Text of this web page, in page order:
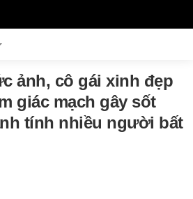
ảnh, cô gái xinh đẹp
giác mạch gây sốt
tính nhiều người bất